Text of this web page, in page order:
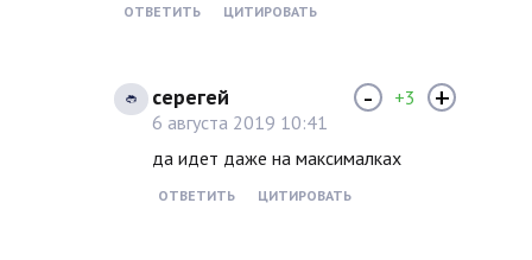
ОТВЕТИТЬ ЦИТИРОВАТЬ
серегей
6 августа 2019 10:41
да идет даже на максималках
ОТВЕТИТЬ ЦИТИРОВАТЬ
- +3 +